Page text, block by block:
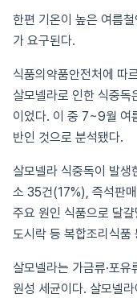
한편 기온이 높은 여름
가 요구된다.
식품의약품안전처에 따
살모넬라로 인한 식중
이었다. 이 중 7~9월 여
반인 것으로 분석됐다.
살모넬라 식중독이 발
소 35건(17%), 즉석판
주요 원인 식품으로 달
도시락 등 복합조리식품
살모넬라는 가금류·포
원성 세균이다. 살모넬